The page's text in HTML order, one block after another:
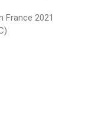
France 2021